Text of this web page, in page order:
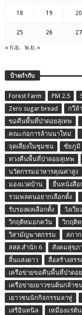
18 19 20
25 26 27
« ก.ย. พ.ย. »
ป้ายกำกับ
Forest Farm PM 2.5
Zero sugar bread
กวีล้
ขอคืนพื้นที่ป่าดอยสุเทพ
คณะก่อการล้านนาใหม่
จุดเสี่ยงในชุมชน
ชัยภูมิ
ทวงคืนพื้นที่ป่าดอยสุเทพ
นวัตกรรมอาหารคุณค่าสูง
มองแวดบ้าน
ยื่นหนังสือ
รวมพลคนอยากเลือกตั้ง
รับรองผลเลือกตั้ง
วังเวียง
วิกฤติหมอกควัน
วิกฤติ
วิสามัญฆาตกรรม
สภา
สสส.สำนัก 6
สังคมสุขภ
สิ้นแสงดาว
สื่อสร้างสรร
เครือข่ายขอคืนพื้นที่ป่าดอ
เครือข่ายเยาวชนต้นกล้าช
เยาวชนนักกิจกรรมลาหู่
เสรีอินทนิล
เหมืองแร่ต้